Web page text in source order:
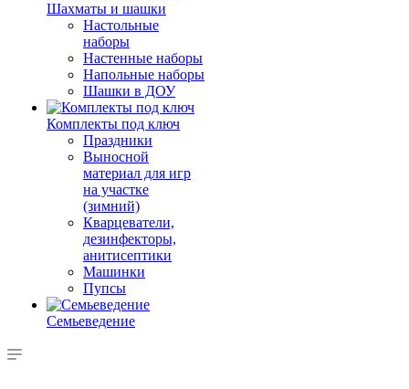
Шахматы и шашки
Настольные
наборы
Настенные наборы
Напольные наборы
Шашки в ДОУ
Комплекты под ключ
Праздники
Выносной
материал для игр
на участке
(зимний)
Кварцеватели,
дезинфекторы,
анитисептики
Машинки
Пупсы
Семьеведение